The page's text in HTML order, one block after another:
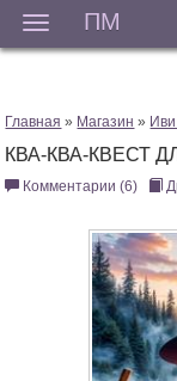
ПМ
Главная » Магазин »
КВА-КВА-КВЕСТ
Комментарии (6)